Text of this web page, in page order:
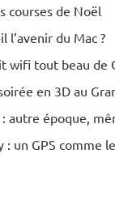
courses de Noël
l’avenir du Mac ?
wifi tout beau de
en 3D au
autre époque,
: un GPS comme